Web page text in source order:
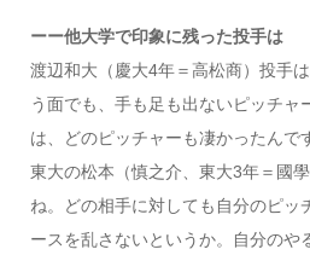
ーー他大学で印象に残った投手は
渡辺和大（慶大4年＝高松商）投手
う面でも、手も足も出ないピッチャ
は、どのピッチャーも凄かったんで
東大の松本（慎之介、東大3年＝國
ね。どの相手に対しても自分のピッ
ースを乱さないというか。自分のや